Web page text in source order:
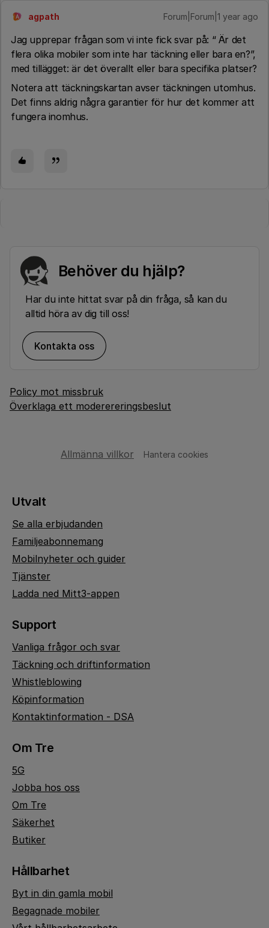
A agpath Forum|Forum|1 year ago
Jag upprepar frågan som vi inte fick svar på: “ Är det
flera olika mobiler som inte har täckning eller bara en?”,
med tillägget: är det överallt eller bara specifika platser?
Notera att täckningskartan avser täckningen utomhus.
Det finns aldrig några garantier för hur det kommer att
fungera inomhus.
Behöver du hjälp?
Har du inte hittat svar på din fråga, så kan du
alltid höra av dig till oss!
Kontakta oss
Policy mot missbruk
Överklaga ett moderereringsbeslut
Allmänna villkor Hantera cookies
Utvalt
Se alla erbjudanden
Familjeabonnemang
Mobilnyheter och guider
Tjänster
Ladda ned Mitt3-appen
Support
Vanliga frågor och svar
Täckning och driftinformation
Whistleblowing
Köpinformation
Kontaktinformation - DSA
Om Tre
5G
Jobba hos oss
Om Tre
Säkerhet
Butiker
Hållbarhet
Byt in din gamla mobil
Begagnade mobiler